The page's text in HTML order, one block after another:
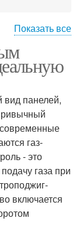
Показать все
вид панелей,
газ-
- это
газа при
включается